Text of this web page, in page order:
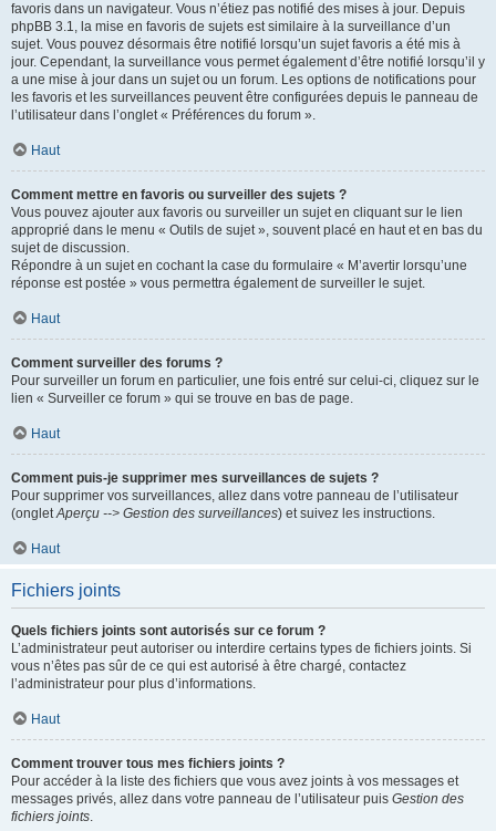
favoris dans un navigateur. Vous n’étiez pas notifié des mises à jour. Depuis
phpBB 3.1, la mise en favoris de sujets est similaire à la surveillance d’un
sujet. Vous pouvez désormais être notifié lorsqu’un sujet favoris a été mis à
jour. Cependant, la surveillance vous permet également d’être notifié lorsqu’il y
a une mise à jour dans un sujet ou un forum. Les options de notifications pour
les favoris et les surveillances peuvent être configurées depuis le panneau de
l’utilisateur dans l’onglet « Préférences du forum ».
Haut
Comment mettre en favoris ou surveiller des sujets ?
Vous pouvez ajouter aux favoris ou surveiller un sujet en cliquant sur le lien
approprié dans le menu « Outils de sujet », souvent placé en haut et en bas du
sujet de discussion.
Répondre à un sujet en cochant la case du formulaire « M’avertir lorsqu’une
réponse est postée » vous permettra également de surveiller le sujet.
Haut
Comment surveiller des forums ?
Pour surveiller un forum en particulier, une fois entré sur celui-ci, cliquez sur le
lien « Surveiller ce forum » qui se trouve en bas de page.
Haut
Comment puis-je supprimer mes surveillances de sujets ?
Pour supprimer vos surveillances, allez dans votre panneau de l’utilisateur
(ongletAperçu --> Gestion des surveillances) et suivez les instructions.
Haut
Fichiers joints
Quels fichiers joints sont autorisés sur ce forum ?
L’administrateur peut autoriser ou interdire certains types de fichiers joints. Si
vous n’êtes pas sûr de ce qui est autorisé à être chargé, contactez
l’administrateur pour plus d’informations.
Haut
Comment trouver tous mes fichiers joints ?
Pour accéder à la liste des fichiers que vous avez joints à vos messages et
messages privés, allez dans votre panneau de l’utilisateur puis Gestion des
fichiers joints.